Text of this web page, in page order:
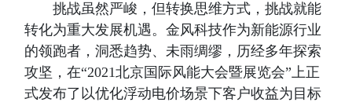
挑战虽然严峻，但转换思维方式，挑战就能
转化为重大发展机遇。金风科技作为新能源行业
的领跑者，洞悉趋势、未雨绸缪，历经多年探索
攻坚，在“2021北京国际风能大会暨展览会”上正
式发布了以优化浮动电价场景下客户收益为目标